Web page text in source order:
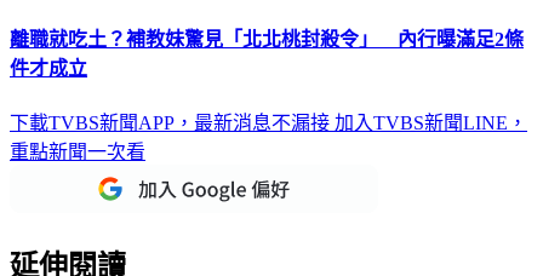
離職就吃土？補教妹驚見「北北桃封殺令」 內行曝滿足2條
件才成立
下載TVBS新聞APP，最新消息不漏接 加入TVBS新聞LINE，
重點新聞一次看
延伸閱讀